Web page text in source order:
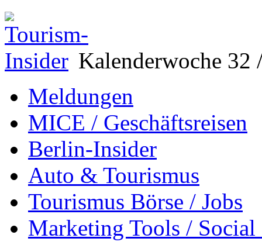
Kalenderwoche 32
Meldungen
MICE / Geschäftsreisen
Berlin-Insider
Auto & Tourismus
Tourismus Börse / Jobs
Marketing Tools /